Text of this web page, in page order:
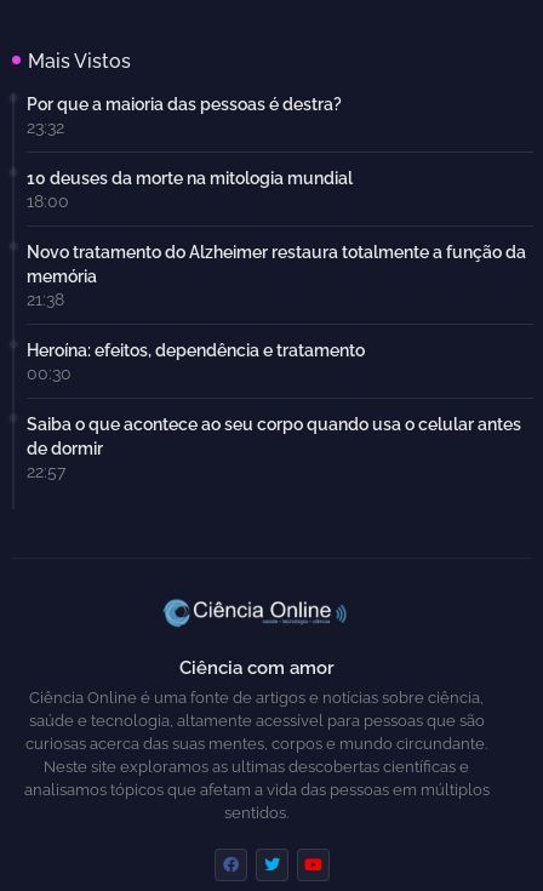
Mais Vistos
Por que a maioria das pessoas é destra?
23:32
10 deuses da morte na mitologia mundial
18:00
Novo tratamento do Alzheimer restaura totalmente a função da
memória
21:38
Heroína: efeitos, dependência e tratamento
00:30
Saiba o que acontece ao seu corpo quando usa o celular antes
de dormir
22:57
Ciência com amor
Ciência Online é uma fonte de artigos e notícias sobre ciência,
saúde e tecnologia, altamente acessível para pessoas que são
curiosas acerca das suas mentes, corpos e mundo circundante.
Neste site exploramos as ultimas descobertas científicas e
analisamos tópicos que afetam a vida das pessoas em múltiplos
sentidos.